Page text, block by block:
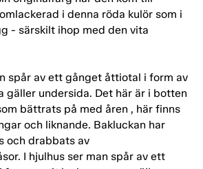
i denna röda kulör som i
- särskilt ihop med den vita
spår av ett gånget åttiotal i form av
gäller undersida. Det här är i botten
bättrats på med åren , här finns
och liknande. Bakluckan har
och drabbats av
I hjulhus ser man spår av ett